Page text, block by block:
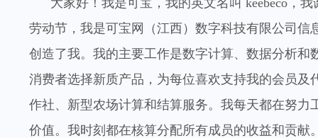
大家好！我是可宝，我的英文名叫 keebeco，我
劳动节，我是可宝网（江西）数字科技有限公司信
创造了我。我的主要工作是数字计算、数据分析和
消费者选择新质产品，为每位喜欢支持我的会员及
作社、新型农场计算和结算服务。我每天都在努力
价值。我时刻都在核算分配所有成员的收益和贡献